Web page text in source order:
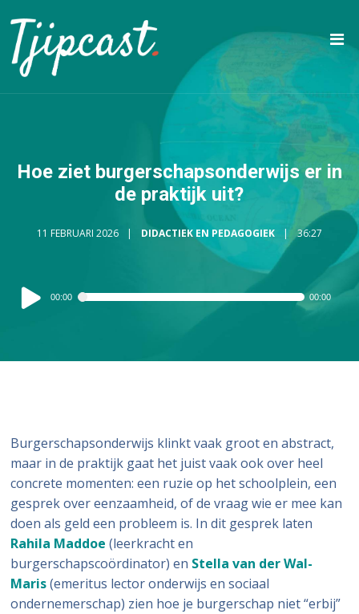
Hoe ziet burgerschapsonderwijs er in
de praktijk uit?
11 FEBRUARI 2026 DIDACTIEK EN PEDAGOGIEK 36:27
Audiospeler
00:00 00:00
Burgerschapsonderwijs klinkt vaak groot en abstract,
maar in de praktijk gaat het juist vaak ook over heel
concrete momenten: een ruzie op het schoolplein, een
gesprek over eenzaamheid, of de vraag wie er mee kan
doen als geld een probleem is. In dit gesprek laten
Rahila Maddoe(leerkracht en
burgerschapscoördinator) en Stella van der Wal-
Maris(emeritus lector onderwijs en sociaal
ondernemerschap) zien hoe je burgerschap niet “erbij”